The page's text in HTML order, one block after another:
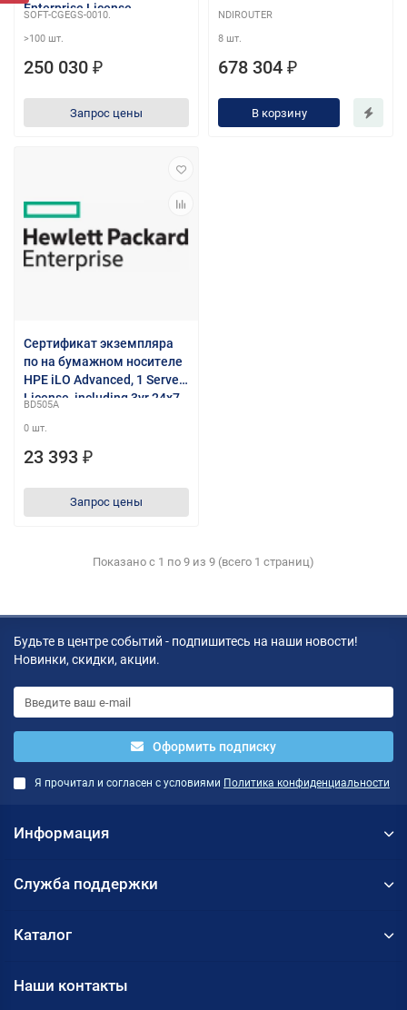
Enterprise License
SOFT-CGEGS-0010.
>100 шт.
250 030 ₽
Запрос цены
NDIROUTER
8 шт.
678 304 ₽
В корзину
Сертификат экземпляра
по на бумажном носителе
HPE iLO Advanced, 1 Server
License, including 3yr 24x7
BD505A
0 шт.
23 393 ₽
Запрос цены
Показано с 1 по 9 из 9 (всего 1 страниц)
Будьте в центре событий - подпишитесь на наши новости!
Новинки, скидки, акции.
Оформить подписку
Я прочитал и согласен с условиями Политика конфиденциальности
Информация
Служба поддержки
Каталог
Наши контакты